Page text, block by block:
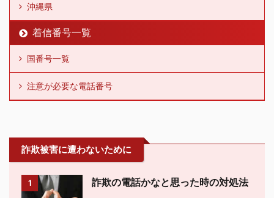
沖縄県
着信番号一覧
国番号一覧
注意が必要な電話番号
詐欺被害に遭わないために
1 詐欺の電話かなと思った時の対処法